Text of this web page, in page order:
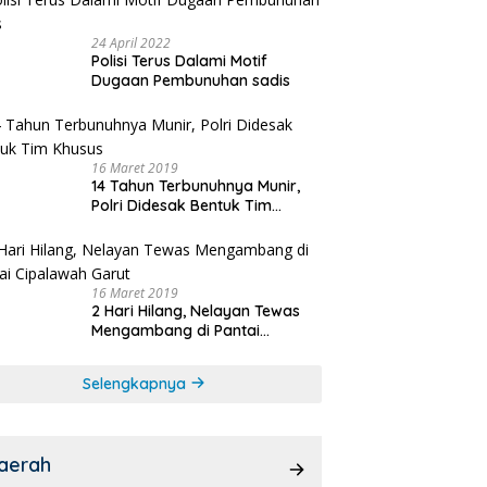
24 April 2022
Polisi Terus Dalami Motif
Dugaan Pembunuhan sadis
16 Maret 2019
14 Tahun Terbunuhnya Munir,
Polri Didesak Bentuk Tim
16 Maret 2019
2 Hari Hilang, Nelayan Tewas
Mengambang di Pantai
Selengkapnya